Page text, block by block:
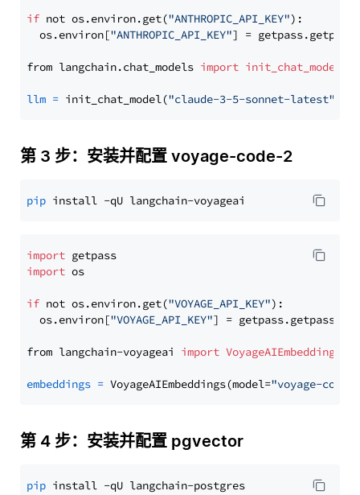
if not os.environ.get("ANTHROPIC_API_KEY"):
  os.environ[
"ANTHROPIC_API_KEY"] = getpass.getpass(
from langchain.chat_models import init_chat_model
llm = init_chat_model("claude-3-5-sonnet-latest"
第 3 步：安装并配置 voyage-code-2
pip
import
import os
if not os.environ.get("VOYAGE_API_KEY"):
  os.environ[
"VOYAGE_API_KEY"] = getpass.getpass(
from langchain-voyageai import VoyageAIEmbeddings
embeddings = VoyageAIEmbeddings(model="voyage-code-
第 4 步：安装并配置 pgvector
pip